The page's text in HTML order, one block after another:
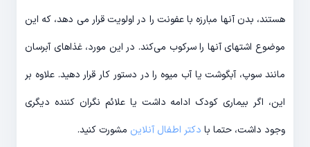
هستند، بدن آنها مبارزه با عفونت را در اولویت قرار می دهد، که این
موضوع اشتهای آنها را سرکوب می‌کند. در این مورد، غذاهای آبرسان
مانند سوپ، آبگوشت یا آب میوه را در دستور کار قرار دهید. علاوه بر
این، اگر بیماری کودک ادامه داشت یا علائم نگران کننده دیگری
وجود داشت، حتما با دکتر اطفال آنلاین مشورت کنید.